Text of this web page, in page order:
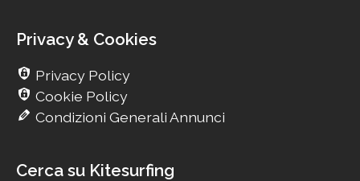
Privacy & Cookies
Privacy Policy
Cookie Policy
Condizioni Generali Annunci
Cerca su Kitesurfing